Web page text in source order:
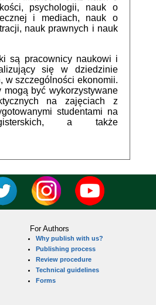
psychologii, nauk o
i mediach, nauk o
nauk prawnych i nauk
są pracownicy naukowi i
się w dziedzinie
w szczególności ekonomii.
mogą być wykorzystywane
na zajęciach z
studentami na
a także
For Authors
Why publish with us?
Publishing process
Review procedure
Technical guidelines
Forms